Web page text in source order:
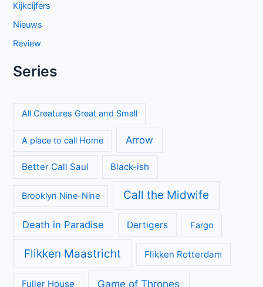
Kijkcijfers
Nieuws
Review
Series
All Creatures Great and Small
A place to call Home Arrow
Better Call Saul Black-ish
Brooklyn Nine-Nine Call the Midwife
Death in Paradise Dertigers Fargo
Flikken Maastricht Flikken Rotterdam
Fuller House Game of Thrones